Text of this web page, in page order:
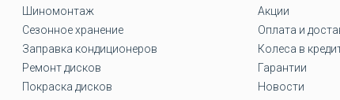
Шиномонтаж
Сезонное хранение
Заправка кондиционеров
Ремонт дисков
Покраска дисков
Акции
Оплата и
Колеса в
Гарантии
Новости